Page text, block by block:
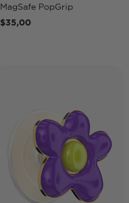
MagSafe PopGrip
$35,00